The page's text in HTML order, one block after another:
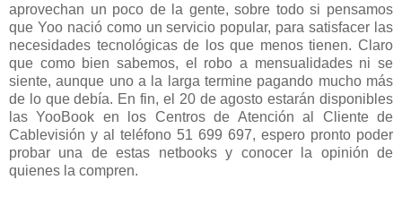
aprovechan un poco de la gente, sobre todo si pensamos
que Yoo nació como un servicio popular, para satisfacer las
necesidades tecnológicas de los que menos tienen. Claro
que como bien sabemos, el robo a mensualidades ni se
siente, aunque uno a la larga termine pagando mucho más
de lo que debía. En fin, el 20 de agosto estarán disponibles
las YooBook en los Centros de Atención al Cliente de
Cablevisión y al teléfono 51 699 697, espero pronto poder
probar una de estas netbooks y conocer la opinión de
quienes la compren.